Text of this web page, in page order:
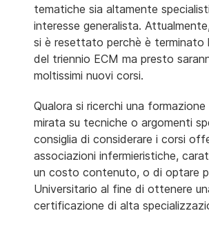
tematiche sia altamente
interesse generalista.
si è resettato perchè è terminato
del triennio ECM ma presto
moltissimi nuovi corsi.
Qualora si ricerchi una
mirata su tecniche o argomenti
consiglia di considerare i corsi
associazioni infermieristiche,
un costo contenuto, o di optare
Universitario al fine di ottenere
certificazione di alta